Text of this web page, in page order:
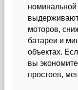
моторов,
батареи и
объектах.
вы
простоев,